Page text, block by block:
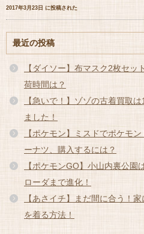
2017年3月23日 に投稿された
最近の投稿
【ダイソー】布マスク2枚セッ
荷時間は？
【急いで！】ゾゾの古着買取
ました！
【ポケモン】ミスドでポケモ
ーナツ、購入するには？
【ポケモンGO】小山内裏公
ローダまで進化！
【あさイチ】まだ間に合う！
を着る方法！